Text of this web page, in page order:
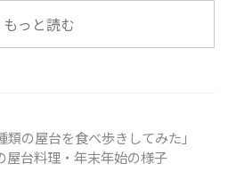
ら工具まで、その伝統技術・技法
...
もっと読む
類の屋台を食べ歩きしてみた」
屋台料理・年末年始の様子